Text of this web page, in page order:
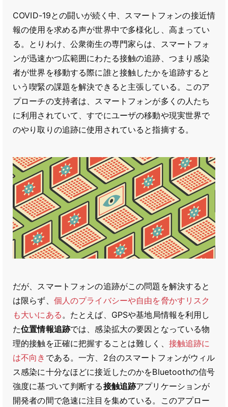
COVID-19との闘いが続く中、スマートフォンの接近情
報の使用を求める声が世界中で多様化し、高まってい
る。とりわけ、公衆衛生の専門家らは、スマートフォ
ンが迅速かつ広範囲にわたる接触の追跡、つまり感染
者が世界を移動する際に誰と接触したかを追跡すると
いう喫緊の課題を解決できると主張している。このア
プローチの支持者は、スマートフォンが多くの人たち
に利用されていて、すでにユーザの移動や現実世界で
のやり取りの追跡に使用されていると指摘する。
だが、スマートフォンの追跡がこの問題を解決すると
は限らず、 個人のプライバシーや自由を脅かすリスク
も大いにある。たとえば、GPSや基地局情報を利用し
た位置情報追跡では、感染拡大の要因となっている物
理的接触を正確に把握することは難しく、 接触追跡に
は不向き である。一方、2台のスマートフォンがウィル
ス感染に十分なほどに接近したのかをBluetoothの信号
強度に基づいて判断する接触追跡アプリケーションが
開発者の間で急速に注目を集めている。このアプロー